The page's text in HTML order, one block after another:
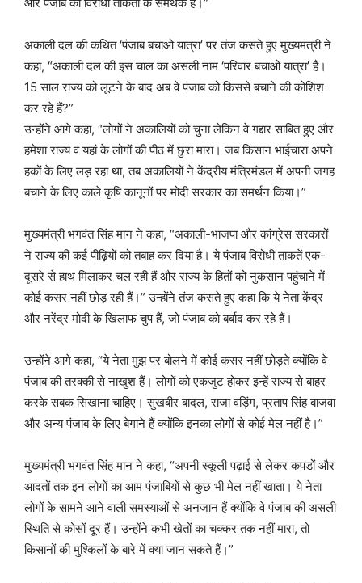
अकाली दल की कथित ‘पंजाब बचाओ यात्रा’ पर तंज कसते हुए मुख्यमंत्री ने
कहा, “अकाली दल की इस चाल का असली नाम ‘परिवार बचाओ यात्रा’ है।
15 साल राज्य को लूटने के बाद अब वे पंजाब को किससे बचाने की कोशिश
कर रहे हैं?”
उन्होंने आगे कहा, “लोगों ने अकालियों को चुना लेकिन वे गद्दार साबित हुए और
हमेशा राज्य व यहां के लोगों की पीठ में छुरा मारा। जब किसान भाईचारा अपने
हकों के लिए लड़ रहा था, तब अकालियों ने केंद्रीय मंत्रिमंडल में अपनी जगह
बचाने के लिए काले कृषि कानूनों पर मोदी सरकार का समर्थन किया।”
मुख्यमंत्री भगवंत सिंह मान ने कहा, “अकाली-भाजपा और कांग्रेस सरकारों
ने राज्य की कई पीढ़ियों को तबाह कर दिया है। ये पंजाब विरोधी ताकतें एक-
दूसरे से हाथ मिलाकर चल रही हैं और राज्य के हितों को नुकसान पहुंचाने में
कोई कसर नहीं छोड़ रही हैं।” उन्होंने तंज कसते हुए कहा कि ये नेता केंद्र
और नरेंद्र मोदी के खिलाफ चुप हैं, जो पंजाब को बर्बाद कर रहे हैं।
उन्होंने आगे कहा, “ये नेता मुझ पर बोलने में कोई कसर नहीं छोड़ते क्योंकि वे
पंजाब की तरक्की से नाखुश हैं। लोगों को एकजुट होकर इन्हें राज्य से बाहर
करके सबक सिखाना चाहिए। सुखबीर बादल, राजा वड़िंग, प्रताप सिंह बाजवा
और अन्य पंजाब के लिए बेगाने हैं क्योंकि इनका लोगों से कोई मेल नहीं है।”
मुख्यमंत्री भगवंत सिंह मान ने कहा, “अपनी स्कूली पढ़ाई से लेकर कपड़ों और
आदतों तक इन लोगों का आम पंजाबियों से कुछ भी मेल नहीं खाता। ये नेता
लोगों के सामने आने वाली समस्याओं से अनजान हैं क्योंकि वे पंजाब की असली
स्थिति से कोसों दूर हैं। उन्होंने कभी खेतों का चक्कर तक नहीं मारा, तो
किसानों की मुश्किलों के बारे में क्या जान सकते हैं।”